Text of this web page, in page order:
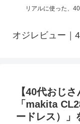
リアルに使った、
オジレビュー｜
【40代おじ
「makita
ードレス）」